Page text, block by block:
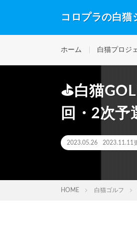
コロプラの白猫
ホーム 白猫プロジ
⛳白猫
回・2次予
2023.05.26 2023.11.11
HOME 白猫ゴルフ